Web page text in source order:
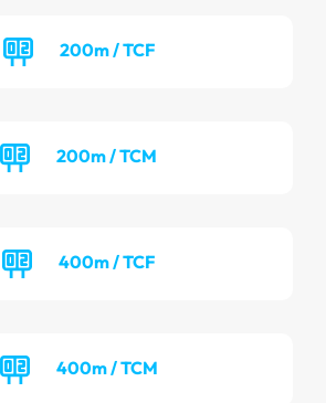
200m / TCF
200m / TCM
400m / TCF
400m / TCM